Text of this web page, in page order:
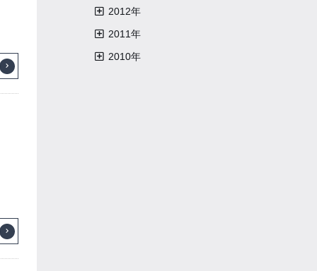
2022年4月
2022年3月
2022年2月
2021年5月
2021年4月
2021年3月
2020年7月
2020年6月
2020年4月
2019年8月
2019年7月
2019年6月
2018年6月
2018年5月
2018年4月
2017年10月
2017年8月
2017年7月
2014年11月
2014年10月
2014年3月
2013年11月
2013年10月
2013年7月
2012年
2012年12月
2012年11月
2011年
2011年12月
2010年